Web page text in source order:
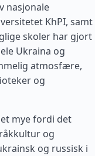
nasjonale
KhPI, samt
skoler har gjort
Ukraina og
atmosfære,
og
mye fordi det
og
og russisk i